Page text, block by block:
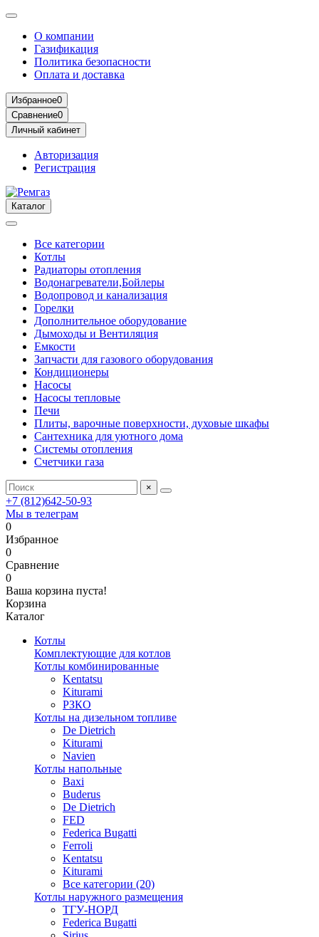
О компании
Газификация
Политика безопасности
Оплата и доставка
Избранное0
Сравнение0
Личный кабинет
Авторизация
Регистрация
Каталог
Все категории
Котлы
Радиаторы отопления
Водонагреватели,Бойлеры
Водопровод и канализация
Горелки
Дополнительное оборудование
Дымоходы и Вентиляция
Емкости
Запчасти для газового оборудования
Кондиционеры
Насосы
Насосы тепловые
Печи
Плиты, варочные поверхности, духовые шкафы
Сантехника для уютного дома
Системы отопления
Счетчики газа
×
+7 (812)642-50-93
Мы в телеграм
0
Избранное
0
Сравнение
0
Ваша корзина пуста!
Корзина
Каталог
Котлы
Комплектующие для котлов
Котлы комбинированные
Kentatsu
Kiturami
РЗКО
Котлы на дизельном топливе
De Dietrich
Kiturami
Navien
Котлы напольные
Baxi
Buderus
De Dietrich
FED
Federica Bugatti
Ferroli
Kentatsu
Kiturami
Все категории (20)
Котлы наружного размещения
ТГУ-НОРД
Federica Bugatti